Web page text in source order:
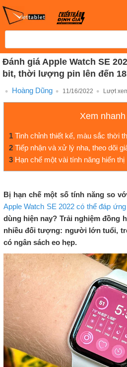
Đánh giá Apple Watch SE
bit, thời lượng pin lên đến
Hoàng Dũng 11/16/2022 Lượt
Xem nhanh
1 Tinh chỉnh thiết kế, màu sắc thời
2 Tiếp nhận và xử lý nha, theo dõi
3 Hạn chế một vài tính năng hiển thị
Bị hạn chế một số tính năng so
Apple Watch SE 2022 có thể đáp
dùng hiện nay? Trải nghiệm đồng
nhiều đối tượng: người lớn tuổi,
có ngân sách eo hẹp.